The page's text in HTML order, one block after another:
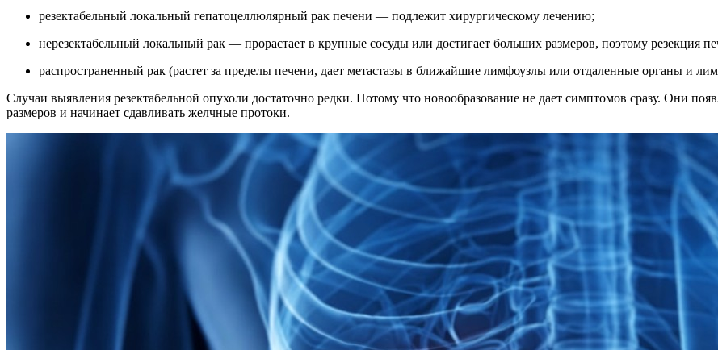
резектабельный локальный гепатоцеллюлярный рак печени — подлежит хирургическому лечению;
нерезектабельный локальный рак — прорастает в крупные сосуды или достигает больших размеров, поэтому резекция
распространенный рак (растет за пределы печени, дает метастазы в ближайшие лимфоузлы или отдаленные органы и
Случаи выявления резектабельной опухоли достаточно редки. Потому что новообразование не дает симптомов сразу. Они
размеров и начинает сдавливать желчные протоки.